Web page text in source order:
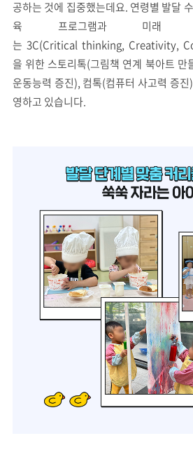
공하는 것에 집중했는데요. 연령별 발달
육 프로그램과 미래
는 3C(Critical thinking, Creativity,
을 위한 스토리톡(그림책 연계 북아트 만
운동능력 증진), 컴톡(컴퓨터 사고력 증
영하고 있습니다.